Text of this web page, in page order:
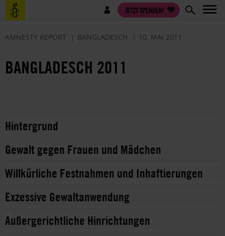
Direkt
zum
Benutzermenü JETZT SPENDEN!
AMNESTY REPORT BANGLADESCH 10. MAI 2011
BANGLADESCH 2011
Hintergrund
Gewalt gegen Frauen und Mädchen
Willkürliche Festnahmen und Inhaftierungen
Exzessive Gewaltanwendung
Außergerichtliche Hinrichtungen